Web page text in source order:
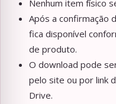
Nenhum item físico
Após a confirmação
fica disponível
de produto.
O download pode
pelo site ou por link
Drive.